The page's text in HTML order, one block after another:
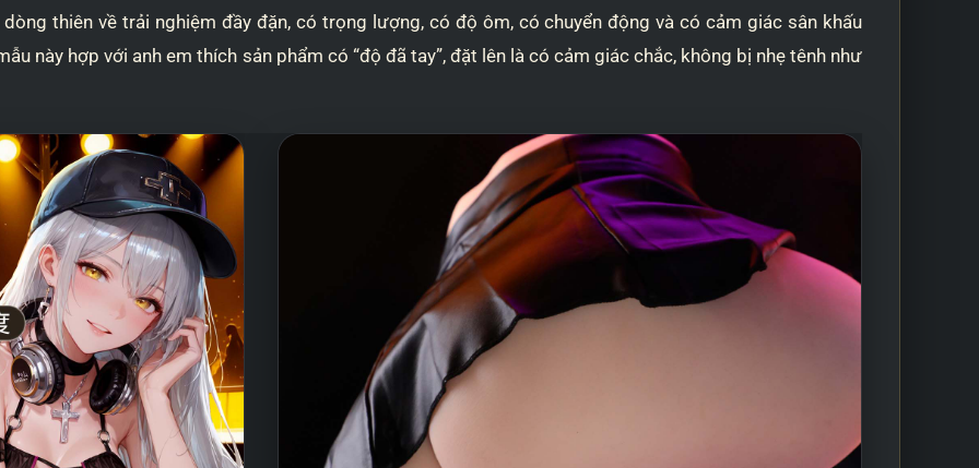
dòng thiên về trải nghiệm đầy đặn, có trọng lượng, có độ ôm, có chuyển động và có cảm giác sân khấu
này hợp với anh em thích sản phẩm có “độ đã tay”, đặt lên là có cảm giác chắc, không bị nhẹ tênh như